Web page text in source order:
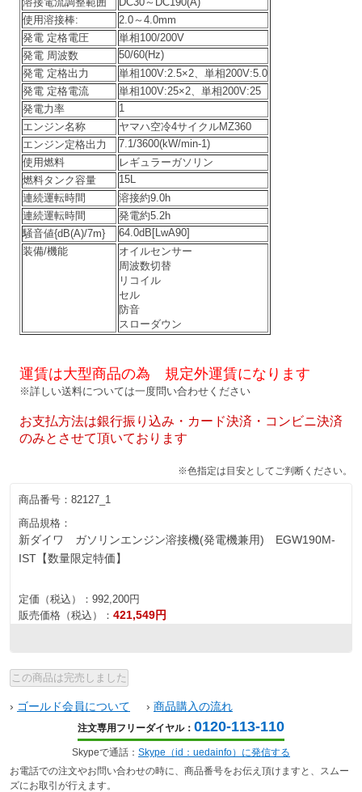
使用溶接棒:
2.0～4.0mm
発電 定格電圧
単相100/200V
発電 周波数
50/60(Hz)
発電 定格出力
単相100V:2.5×2、単相200V:5.0
発電 定格電流
単相100V:25×2、単相200V:25
発電力率
1
エンジン名称
ヤマハ空冷4サイクルMZ360
エンジン定格出力
7.1/3600(kW/min-1)
使用燃料
レギュラーガソリン
燃料タンク容量
15L
連続運転時間
溶接約9.0h
連続運転時間
発電約5.2h
騒音値{dB(A)/7m}
64.0dB[LwA90]
装備/機能
オイルセンサー
周波数切替
リコイル
セル
防音
スローダウン
運賃は大型商品の為 規定外運賃になります
※詳しい送料については一度問い合わせください
お支払方法は銀行振り込み・カード決済・コンビニ決済
のみとさせて頂いております
※色指定は目安としてご判断ください。
商品番号： 82127_1
商品規格：
新ダイワ ガソリンエンジン溶接機(発電機兼用) EGW190M-
IST【数量限定特価】
定価（税込）： 992,200円
販売価格（税込）： 421,549円
› ゴールド会員について › 商品購入の流れ
注文専用フリーダイヤル： 0120-113-110
Skypeで通話： Skype（id：uedainfo）に発信する
お電話での注文やお問い合わせの時に、商品番号をお伝え頂けますと、スムー
ズにお取引が行えます。